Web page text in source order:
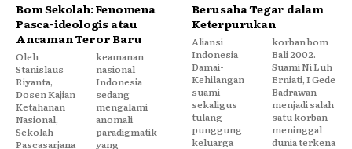
Bom Sekolah: Fenomena
Pasca-ideologis atau
Ancaman Teror Baru
Oleh
Stanislaus
Riyanta,
Dosen Kajian
Ketahanan
Nasional,
Sekolah
Pascasarjana
keamanan
nasional
Indonesia
sedang
mengalami
anomali
paradigmatik
yang
Berusaha Tegar dalam
Keterpurukan
Aliansi
Indonesia
Damai-
Kehilangan
suami
sekaligus
tulang
punggung
keluarga
korban bom
Bali 2002.
Suami Ni Luh
Erniati, I Gede
Badrawan
menjadi salah
satu korban
meninggal
dunia terkena